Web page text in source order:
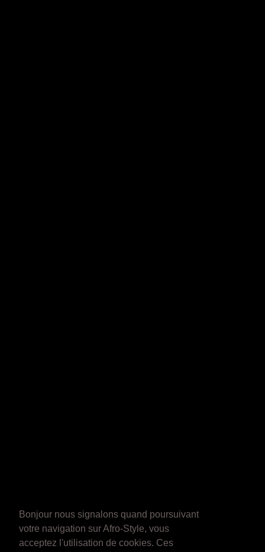
Bonjour nous signalons quand poursuivant
votre navigation sur Afro-Style, vous
acceptez l'utilisation de cookies. Ces